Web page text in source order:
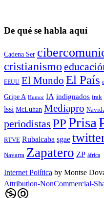
De qué se habla aquí
Cadena Ser
cristianismo
EEUU El Mundo El País
Gripe A Humor IA indignados irak
lssi McLuhan Mediapro
periodistas PPPrisa
RTVE Rubalcaba sgae
Navarra Zapatero ZP áfrica
Internet Política by Montse
Attribution-NonCommercial-